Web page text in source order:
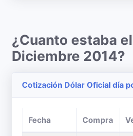
¿Cuanto estaba
Diciembre 2014?
Cotización Dólar Oficial día
Fecha Compra